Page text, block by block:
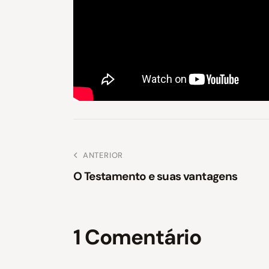
ANTERIOR
O Testamento e suas vantagens
1 Comentário